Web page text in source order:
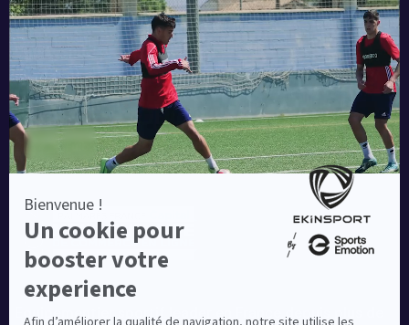
Blog
Une société de :
Equipementier sportif leader en France depuis plus de